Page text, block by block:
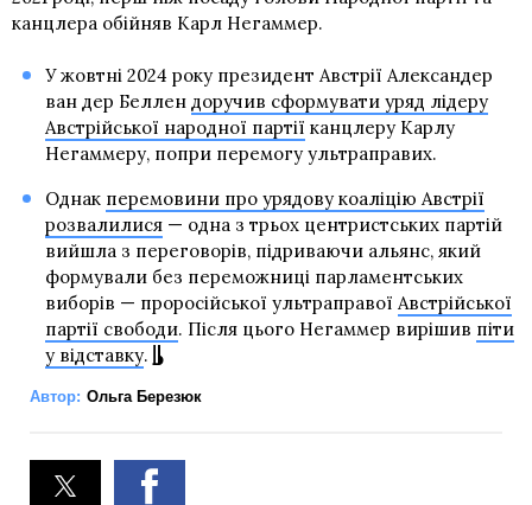
канцлера обійняв Карл Негаммер.
У жовтні 2024 року президент Австрії Александер
ван дер Беллен доручив сформувати уряд лідеру
Австрійської народної партії канцлеру Карлу
Негаммеру, попри перемогу ультраправих.
Однак перемовини про урядову коаліцію Австрії
розвалилися— одна з трьох центристських партій
вийшла з переговорів, підриваючи альянс, який
формували без переможниці парламентських
виборів — проросійської ультраправої Австрійської
партії свободи. Після цього Негаммер вирішив піти
у відставку.
Автор: Ольга Березюк